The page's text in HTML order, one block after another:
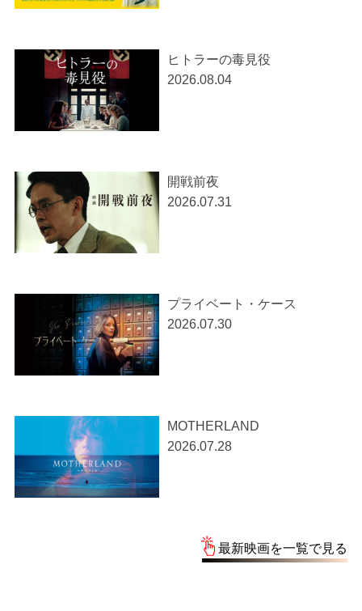
ヒトラーの毒見役
2026.08.04
開戦前夜
2026.07.31
プライベート・ケース
2026.07.30
MOTHERLAND
2026.07.28
最新映画を一覧で見る